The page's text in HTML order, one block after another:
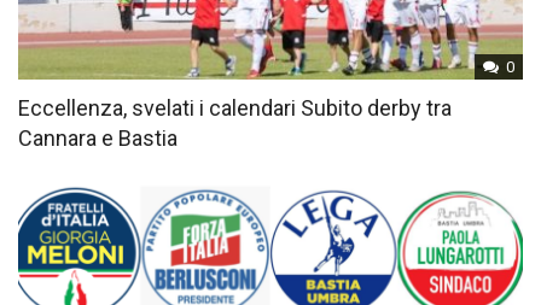
0
Eccellenza, svelati i calendari Subito derby tra
Cannara e Bastia